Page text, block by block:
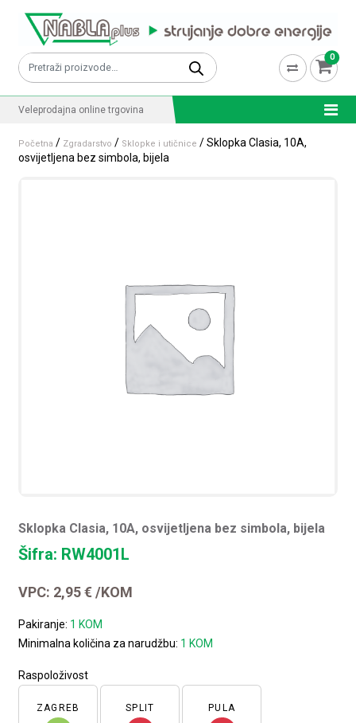
Pretraži: 0
Veleprodajna online trgovina
Početna / Zgradarstvo / Sklopke i utičnice / Sklopka Clasia, 10A,
osvijetljena bez simbola, bijela
Sklopka Clasia, 10A, osvijetljena bez simbola, bijela
Šifra: RW4001L
VPC: 2,95€ /KOM
Pakiranje: 1 KOM
Minimalna količina za narudžbu: 1 KOM
Raspoloživost
ZAGREB SPLIT PULA